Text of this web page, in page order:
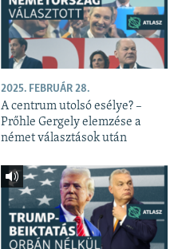
2025. FEBRUÁR 28.
A centrum utolsó esélye? –
Prőhle Gergely elemzése a
német választások után